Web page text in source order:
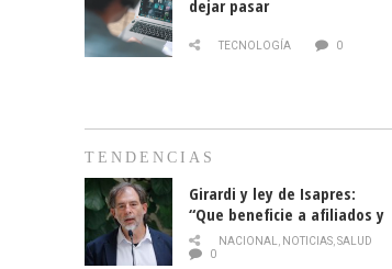
dejar pasar
TECNOLOGÍA 0
TENDENCIAS
Girardi y ley de Isapres:
“Que beneficie a afiliados y
no legalice el abuso”
NACIONAL, NOTICIAS,SALUD
0